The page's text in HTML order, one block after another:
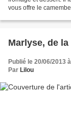
vous offre le
Marlyse, de
Publié le 20/06/2013
Par Lilou